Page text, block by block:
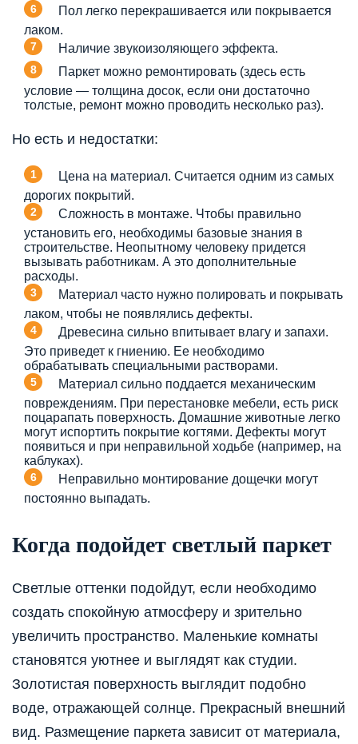
Пол легко перекрашивается или покрывается
лаком.
Наличие звукоизоляющего эффекта.
Паркет можно ремонтировать (здесь есть
условие — толщина досок, если они достаточно
толстые, ремонт можно проводить несколько раз).
Но есть и недостатки:
Цена на материал. Считается одним из самых
дорогих покрытий.
Сложность в монтаже. Чтобы правильно
установить его, необходимы базовые знания в
строительстве. Неопытному человеку придется
вызывать работникам. А это дополнительные
расходы.
Материал часто нужно полировать и покрывать
лаком, чтобы не появлялись дефекты.
Древесина сильно впитывает влагу и запахи.
Это приведет к гниению. Ее необходимо
обрабатывать специальными растворами.
Материал сильно поддается механическим
повреждениям. При перестановке мебели, есть риск
поцарапать поверхность. Домашние животные легко
могут испортить покрытие когтями. Дефекты могут
появиться и при неправильной ходьбе (например, на
каблуках).
Неправильно монтирование дощечки могут
постоянно выпадать.
Когда подойдет светлый паркет
Светлые оттенки подойдут, если необходимо
создать спокойную атмосферу и зрительно
увеличить пространство. Маленькие комнаты
становятся уютнее и выглядят как студии.
Золотистая поверхность выглядит подобно
воде, отражающей солнце. Прекрасный внешний
вид. Размещение паркета зависит от материала,